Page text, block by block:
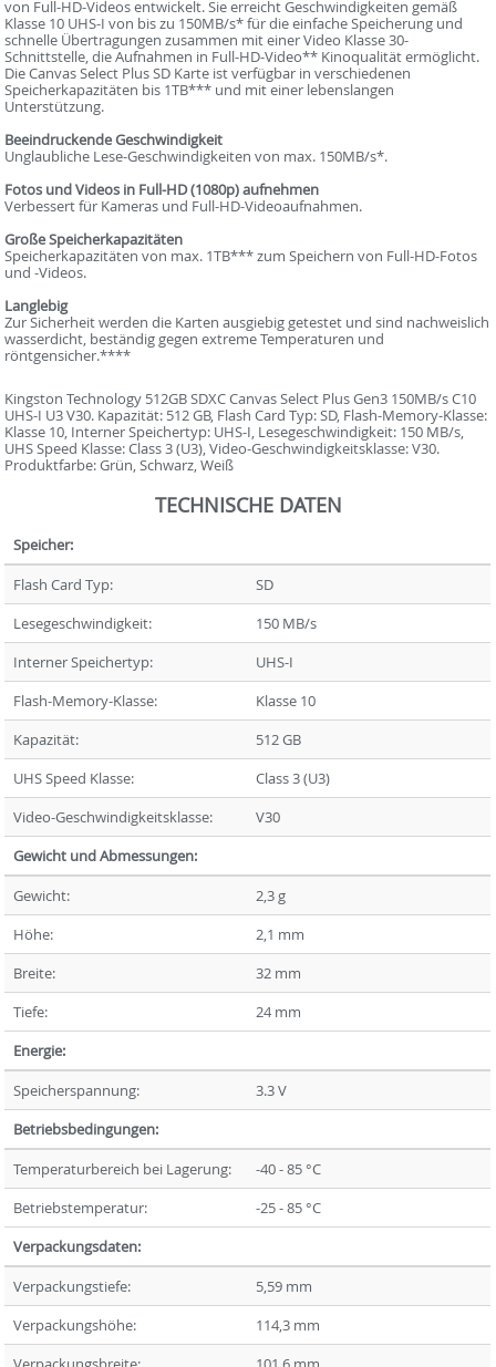
von Full-HD-Videos entwickelt. Sie erreicht Geschwindigkeiten gemäß
Klasse 10 UHS-I von bis zu 150MB/s* für die einfache Speicherung und
schnelle Übertragungen zusammen mit einer Video Klasse 30-
Schnittstelle, die Aufnahmen in Full-HD-Video** Kinoqualität ermöglicht.
Die Canvas Select Plus SD Karte ist verfügbar in verschiedenen
Speicherkapazitäten bis 1TB*** und mit einer lebenslangen
Unterstützung.
Beeindruckende Geschwindigkeit
Unglaubliche Lese-Geschwindigkeiten von max. 150MB/s*.
Fotos und Videos in Full-HD (1080p) aufnehmen
Verbessert für Kameras und Full-HD-Videoaufnahmen.
Große Speicherkapazitäten
Speicherkapazitäten von max. 1TB*** zum Speichern von Full-HD-Fotos
und -Videos.
Langlebig
Zur Sicherheit werden die Karten ausgiebig getestet und sind nachweislich
wasserdicht, beständig gegen extreme Temperaturen und
röntgensicher.****
Kingston Technology 512GB SDXC Canvas Select Plus Gen3 150MB/s C10
UHS-I U3 V30. Kapazität: 512 GB, Flash Card Typ: SD, Flash-Memory-Klasse:
Klasse 10, Interner Speichertyp: UHS-I, Lesegeschwindigkeit: 150 MB/s,
UHS Speed Klasse: Class 3 (U3), Video-Geschwindigkeitsklasse: V30.
Produktfarbe: Grün, Schwarz, Weiß
TECHNISCHE DATEN
Speicher:
Flash Card Typ:
SD
Lesegeschwindigkeit:
150 MB/s
Interner Speichertyp:
UHS-I
Flash-Memory-Klasse:
Klasse 10
Kapazität:
512 GB
UHS Speed Klasse:
Class 3 (U3)
Video-Geschwindigkeitsklasse:
V30
Gewicht und Abmessungen:
Gewicht:
2,3 g
Höhe:
2,1 mm
Breite:
32 mm
Tiefe:
24 mm
Energie:
Speicherspannung:
3.3 V
Betriebsbedingungen:
Temperaturbereich bei Lagerung:
-40 - 85 °C
Betriebstemperatur:
-25 - 85 °C
Verpackungsdaten:
Verpackungstiefe:
5,59 mm
Verpackungshöhe:
114,3 mm